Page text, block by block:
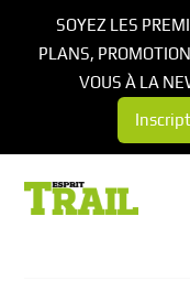
SOYEZ LES
PLANS,
VOUS À LA